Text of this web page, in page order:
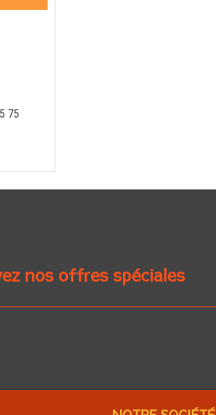
75
nos offres spéciales